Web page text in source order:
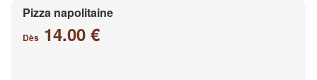
Pizza napolitaine
Dès 14.00 €